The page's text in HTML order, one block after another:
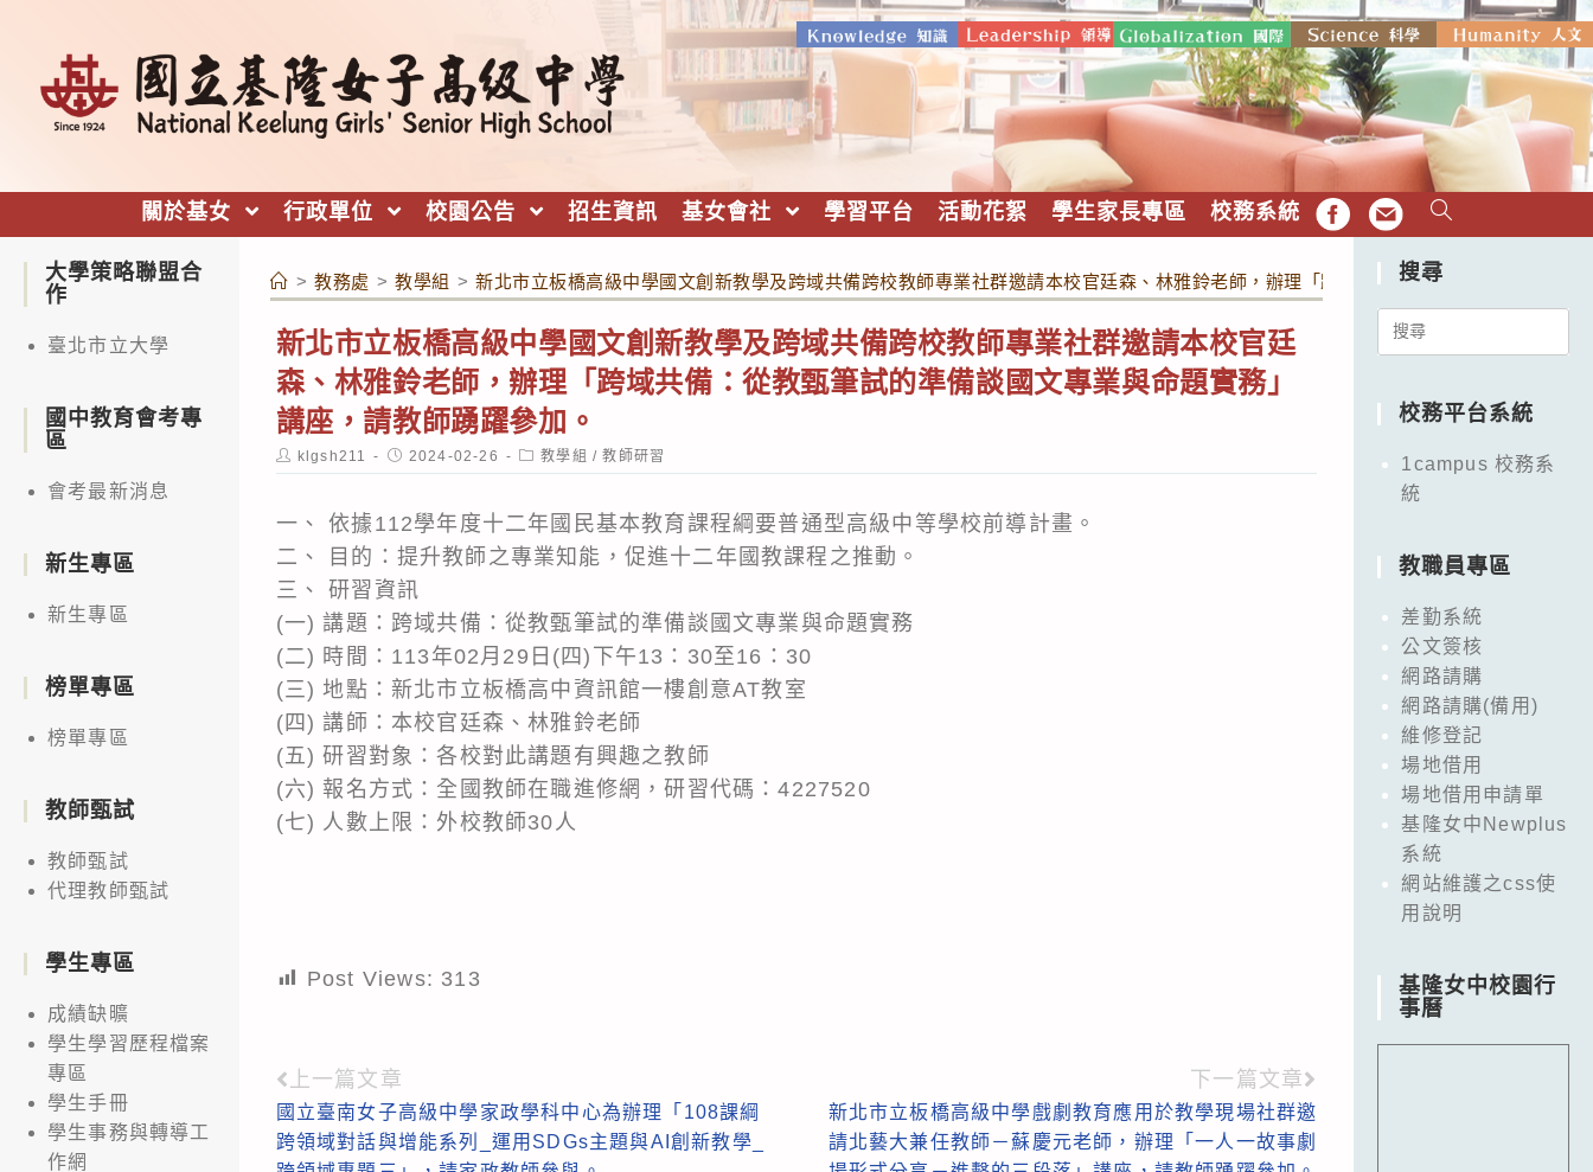
關於基女 行政單位 校園公告 招生資訊 基女會社 學習平台 活動花絮 學生家長專區 校務系統 FB EMAIL
> 教務處 > 教學組 > 新北市立板橋高級中學國文創新教學及跨域共備跨校教師專業社群邀請本校官廷森、林雅鈴老師，辦理「跨域共備：從教甄筆試的準備談
新北市立板橋高級中學國文創新教學及跨域共備跨校教師專業社群邀請本校官廷
森、林雅鈴老師，辦理「跨域共備：從教甄筆試的準備談國文專業與命題實務」
講座，請教師踴躍參加。
Post
author:
klgsh211
Post
published:
2024-02-26
Post
category:
教學組 / 教師研習
一、 依據112學年度十二年國民基本教育課程綱要普通型高級中等學校前導計畫。
二、 目的：提升教師之專業知能，促進十二年國教課程之推動。
三、 研習資訊
(一) 講題：跨域共備：從教甄筆試的準備談國文專業與命題實務
(二) 時間：113年02月29日(四)下午13：30至16：30
(三) 地點：新北市立板橋高中資訊館一樓創意AT教室
(四) 講師：本校官廷森、林雅鈴老師
(五) 研習對象：各校對此講題有興趣之教師
(六) 報名方式：全國教師在職進修網，研習代碼：4227520
(七) 人數上限：外校教師30人
Post Views: 313
Read
more
articles
上一篇文章
國立臺南女子高級中學家政學科中心為辦理「108課綱
跨領域對話與增能系列_運用SDGs主題與AI創新教學_
下一篇文章
新北市立板橋高級中學戲劇教育應用於教學現場社群邀
請北藝大兼任教師－蘇慶元老師，辦理「一人一故事劇
大學策略聯盟合
作
臺北市立大學
國中教育會考專
區
會考最新消息
新生專區
新生專區
榜單專區
榜單專區
教師甄試
教師甄試
代理教師甄試
學生專區
成績缺曠
學生學習歷程檔案
專區
學生手冊
學生事務與轉導工
作網
搜尋
Search
校務平台系統
1campus 校務系
統
教職員專區
差勤系統
公文簽核
網路請購
網路請購(備用)
維修登記
場地借用
場地借用申請單
基隆女中Newplus
系統
網站維護之css使
用說明
基隆女中校園行
事曆